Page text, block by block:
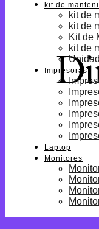
kit de
kit de
kit de
Kit de
kit de
Impresoras
Laptop
Monitores